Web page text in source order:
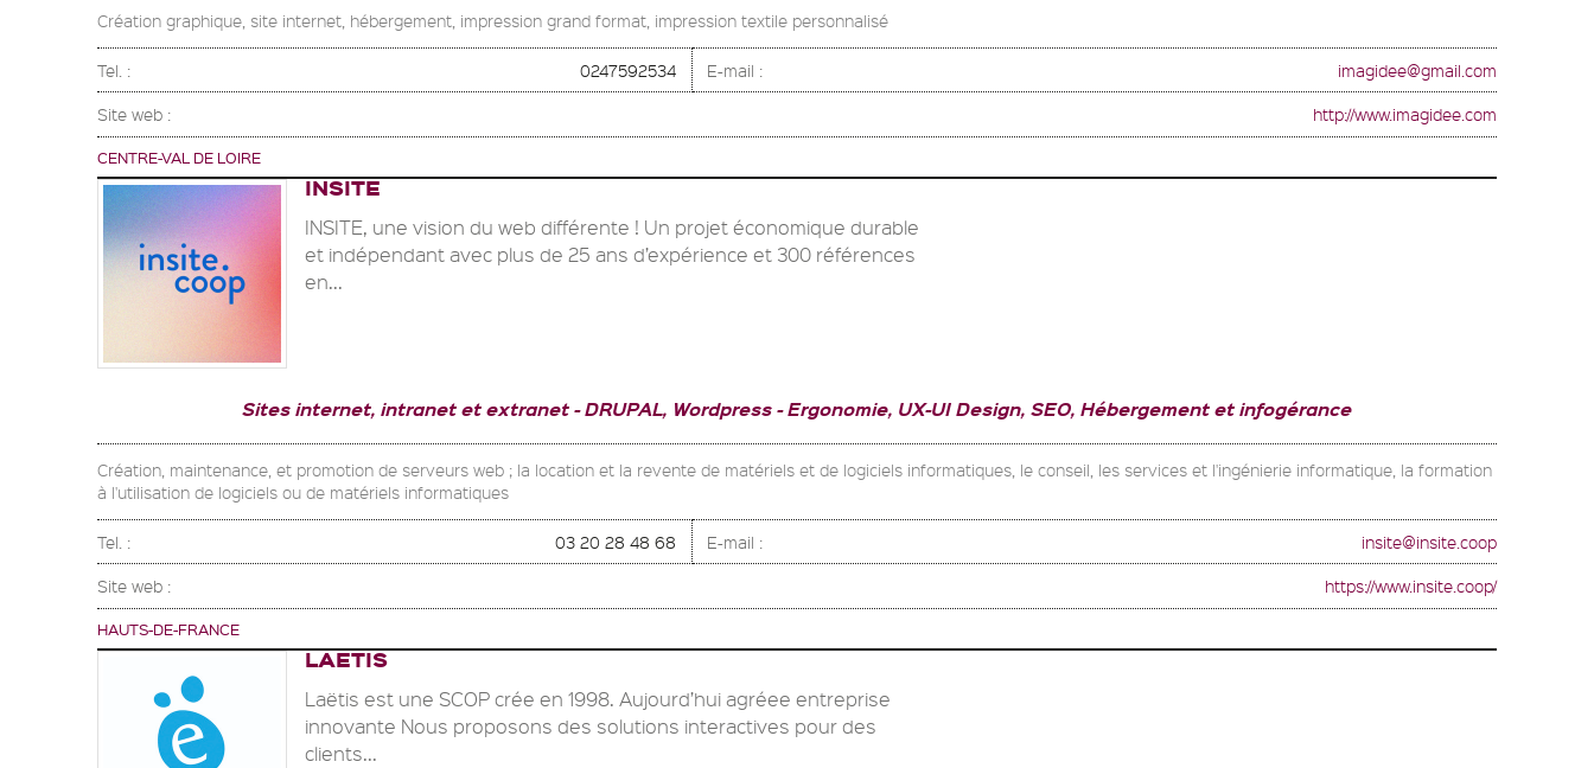
Création graphique, site internet, hébergement, impression grand format, impression textile personnalisé
Tel. : 0247592534 E-mail : imagidee@gmail.com
Site web : http://www.imagidee.com
CENTRE-VAL DE LOIRE
INSITE
INSITE, une vision du web différente ! Un projet économique durable
et indépendant avec plus de 25 ans d’expérience et 300 références
en...
Sites internet, intranet et extranet DRUPAL, Wordpress Ergonomie, UX-UI Design, SEO, Hébergement et infogérance
Création, maintenance, et promotion de serveurs web ; la location et la revente de matériels et de logiciels informatiques, le conseil, les services et l'ingénierie informatique, la formation
à l'utilisation de logiciels ou de matériels informatiques
Tel. : 03 20 28 48 68 E-mail : insite@insite.coop
Site web : https://www.insite.coop/
HAUTS-DE-FRANCE
LAETIS
Laëtis est une SCOP crée en 1998. Aujourd’hui agréee entreprise
innovante Nous proposons des solutions interactives pour des
clients...